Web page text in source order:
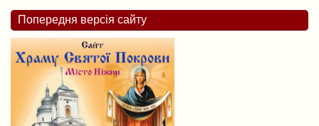
Попередня версія сайту